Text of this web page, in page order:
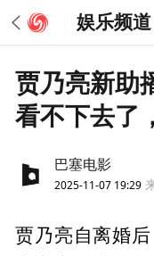
娱乐频道
贾乃亮新助
看不下去了
巴塞电影
2025-11-07 19:29
贾乃亮自离婚